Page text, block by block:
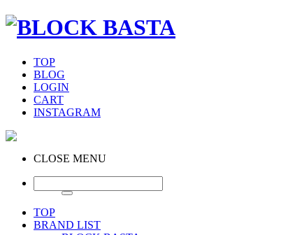
TOP
BLOG
LOGIN
CART
INSTAGRAM
CLOSE MENU
TOP
BRAND LIST